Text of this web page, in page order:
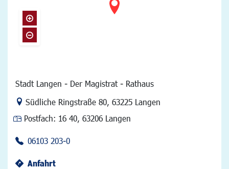
Stadt Langen - Der Magistrat - Rathaus
Link zur Google-Maps Navigation
Südliche Ringstraße 80, 63225 Langen
Postfach: 16 40, 63206 Langen
06103 203-0
Anfahrt